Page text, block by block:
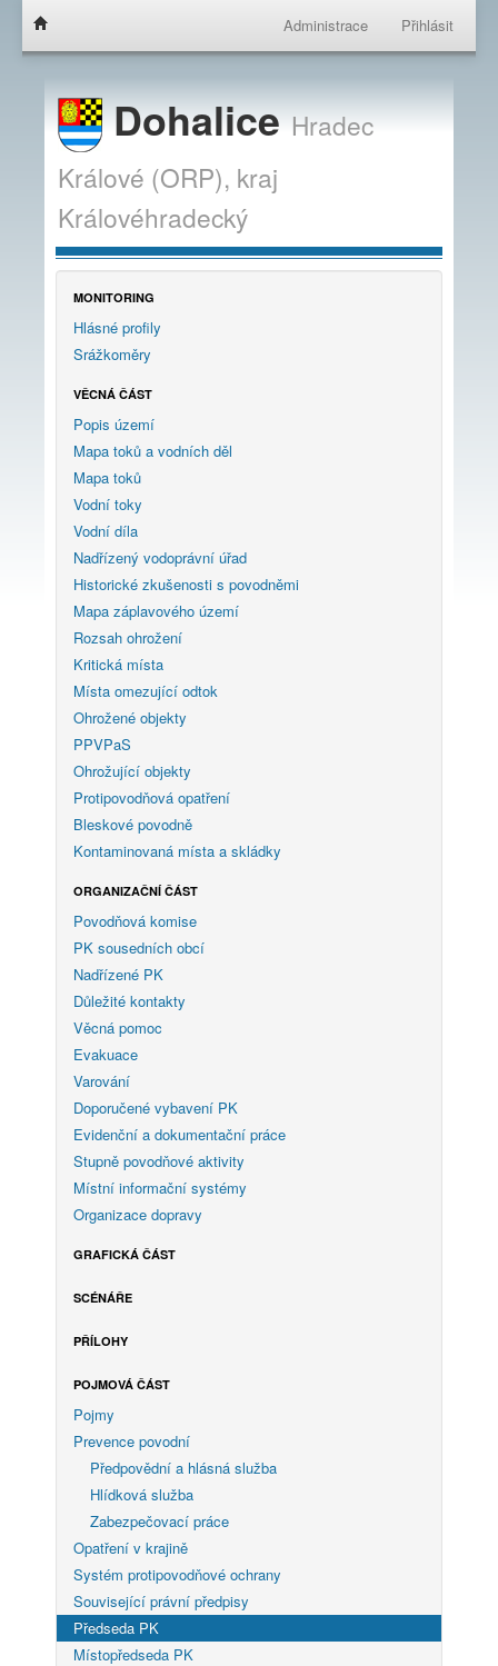
Administrace Přihlásit
DohaliceHradec
Králové (ORP), kraj
Královéhradecký
MONITORING
Hlásné profily
Srážkoměry
VĚCNÁ ČÁST
Popis území
Mapa toků a vodních děl
Mapa toků
Vodní toky
Vodní díla
Nadřízený vodoprávní úřad
Historické zkušenosti s povodněmi
Mapa záplavového území
Rozsah ohrožení
Kritická místa
Místa omezující odtok
Ohrožené objekty
PPVPaS
Ohrožující objekty
Protipovodňová opatření
Bleskové povodně
Kontaminovaná místa a skládky
ORGANIZAČNÍ ČÁST
Povodňová komise
PK sousedních obcí
Nadřízené PK
Důležité kontakty
Věcná pomoc
Evakuace
Varování
Doporučené vybavení PK
Evidenční a dokumentační práce
Stupně povodňové aktivity
Místní informační systémy
Organizace dopravy
GRAFICKÁ ČÁST
SCÉNÁŘE
PŘÍLOHY
POJMOVÁ ČÁST
Pojmy
Prevence povodní
Předpovědní a hlásná služba
Hlídková služba
Zabezpečovací práce
Opatření v krajině
Systém protipovodňové ochrany
Související právní předpisy
Předseda PK
Místopředseda PK